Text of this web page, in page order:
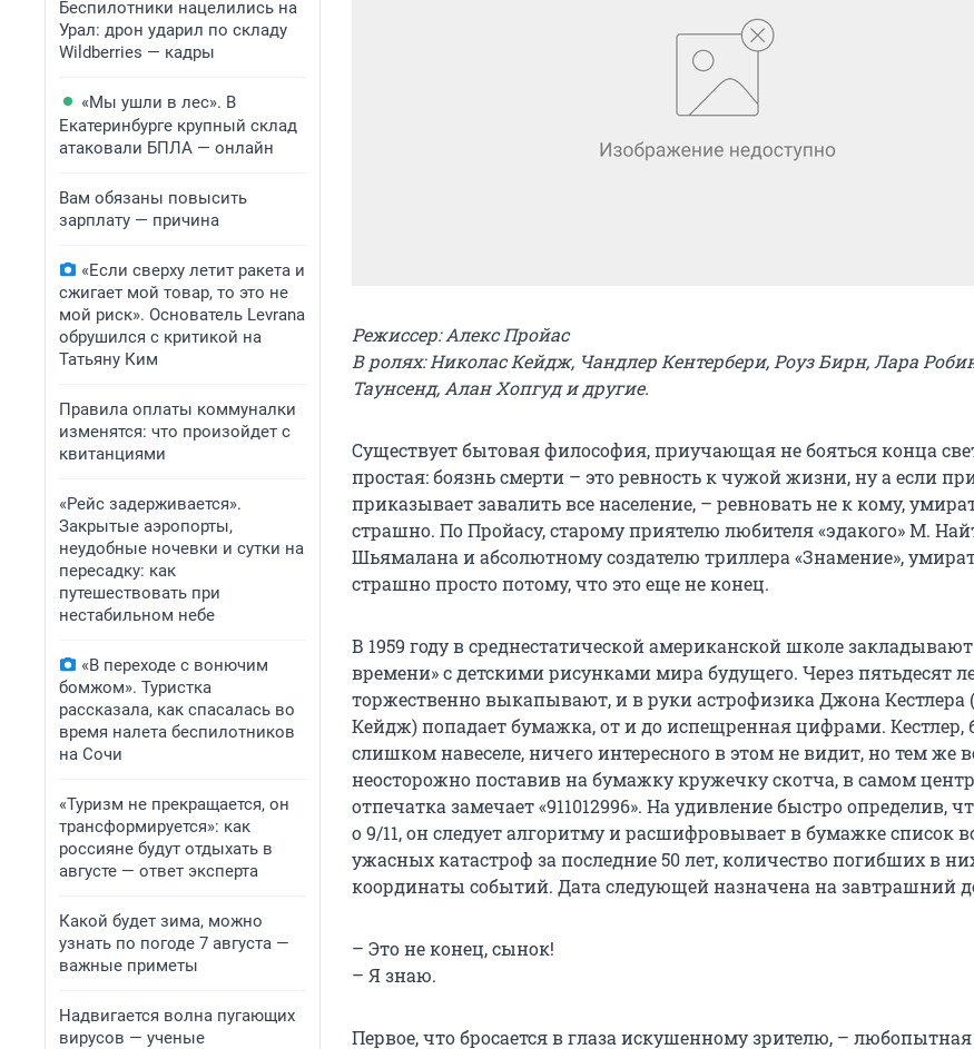
Беспилотники нацелились на
Урал: дрон ударил по складу
Wildberries — кадры
«Мы ушли в лес». В
Екатеринбурге крупный склад
атаковали БПЛА — онлайн
Вам обязаны повысить
зарплату — причина
«Если сверху летит ракета и
сжигает мой товар, то это не
мой риск». Основатель Levrana
обрушился с критикой на
Татьяну Ким
Правила оплаты коммуналки
изменятся: что произойдет с
квитанциями
«Рейс задерживается».
Закрытые аэропорты,
неудобные ночевки и сутки на
пересадку: как
путешествовать при
нестабильном небе
«В переходе с вонючим
бомжом». Туристка
рассказала, как спасалась во
время налета беспилотников
на Сочи
«Туризм не прекращается, он
трансформируется»: как
россияне будут отдыхать в
августе — ответ эксперта
Какой будет зима, можно
узнать по погоде 7 августа —
важные приметы
Надвигается волна пугающих
вирусов — ученые
Режиссер: Алекс Пройас
В ролях: Николас Кейдж, Чандлер Кентербери, Роуз Бирн, Лара
Таунсенд, Алан Хопгуд и другие.
Существует бытовая философия, приучающая не бояться конца
простая: боязнь смерти – это ревность к чужой жизни, ну а если
приказывает завалить все население, – ревновать не к кому,
страшно. По Пройасу, старому приятелю любителя «эдакого» М.
Шьямалана и абсолютному создателю триллера «Знамение»,
страшно просто потому, что это еще не конец.
В 1959 году в среднестатической американской школе
времени» с детскими рисунками мира будущего. Через пятьдесят
торжественно выкапывают, и в руки астрофизика Джона Кестлера
Кейдж) попадает бумажка, от и до испещренная цифрами. Кестлер,
слишком навеселе, ничего интересного в этом не видит, но тем же
неосторожно поставив на бумажку кружечку скотча, в самом
отпечатка замечает «911012996». На удивление быстро определив,
о 9/11, он следует алгоритму и расшифровывает в бумажке список
ужасных катастроф за последние 50 лет, количество погибших в
координаты событий. Дата следующей назначена на завтрашний
– Это не конец, сынок!
– Я знаю.
Первое, что бросается в глаза искушенному зрителю, – любопытная